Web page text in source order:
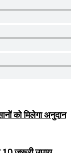
को मिलेगा अनुदान